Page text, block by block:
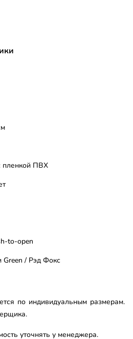
ПВХ
to-open
/ Рэд Фокс
по индивидуальным размерам.
уточнять у менеджера.